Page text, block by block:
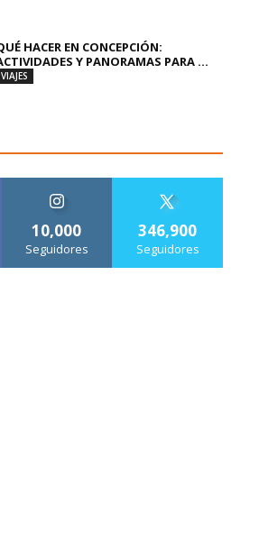
HACER EN CONCEPCIÓN:
Y PANORAMAS PARA ...
VIAJES
10,000
Seguidores
346,900
Seguidores